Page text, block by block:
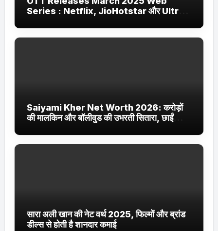
Series : Netflix, JioHotstar और Ultra
Saiyami Kher Net Worth 2026: करोड़ों
की मालकिन और बॉलीवुड की उभरती सितारा, छाईं
सारा अली खान की नेट वर्थ 2025, फिल्मों और ब्रांड
डील्स से होती है शानदार कमाई